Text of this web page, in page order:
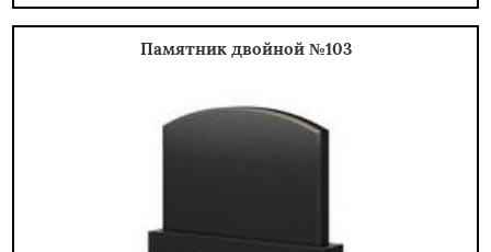
Памятник двойной №103